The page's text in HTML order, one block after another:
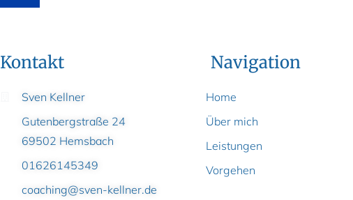
Kontakt
Sven Kellner
Gutenbergstraße 24
69502 Hemsbach
01626145349
coaching@sven-kellner.de
Navigation
Home
Über mich
Leistungen
Vorgehen